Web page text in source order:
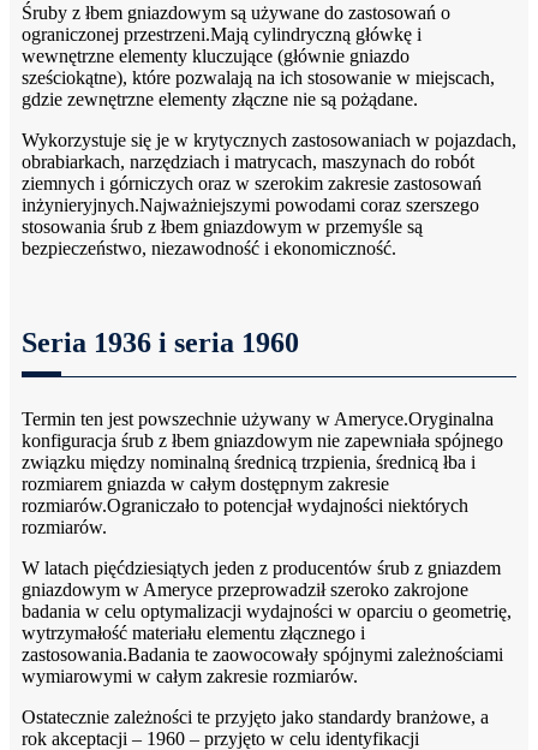
Śruby z łbem gniazdowym są używane do zastosowań o
ograniczonej przestrzeni.Mają cylindryczną główkę i
wewnętrzne elementy kluczujące (głównie gniazdo
sześciokątne), które pozwalają na ich stosowanie w miejscach,
gdzie zewnętrzne elementy złączne nie są pożądane.
Wykorzystuje się je w krytycznych zastosowaniach w pojazdach,
obrabiarkach, narzędziach i matrycach, maszynach do robót
ziemnych i górniczych oraz w szerokim zakresie zastosowań
inżynieryjnych.Najważniejszymi powodami coraz szerszego
stosowania śrub z łbem gniazdowym w przemyśle są
bezpieczeństwo, niezawodność i ekonomiczność.
Seria 1936 i seria 1960
Termin ten jest powszechnie używany w Ameryce.Oryginalna
konfiguracja śrub z łbem gniazdowym nie zapewniała spójnego
związku między nominalną średnicą trzpienia, średnicą łba i
rozmiarem gniazda w całym dostępnym zakresie
rozmiarów.Ograniczało to potencjał wydajności niektórych
rozmiarów.
W latach pięćdziesiątych jeden z producentów śrub z gniazdem
gniazdowym w Ameryce przeprowadził szeroko zakrojone
badania w celu optymalizacji wydajności w oparciu o geometrię,
wytrzymałość materiału elementu złącznego i
zastosowania.Badania te zaowocowały spójnymi zależnościami
wymiarowymi w całym zakresie rozmiarów.
Ostatecznie zależności te przyjęto jako standardy branżowe, a
rok akceptacji – 1960 – przyjęto w celu identyfikacji